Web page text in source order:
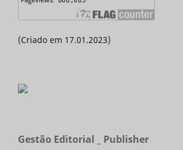
(Criado em 17.01.2023)
Gestão Editorial _ Publisher